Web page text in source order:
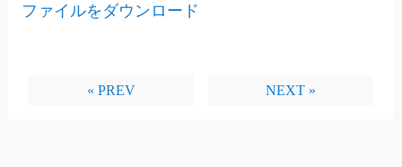
ファイルをダウンロード
« PREV NEXT »